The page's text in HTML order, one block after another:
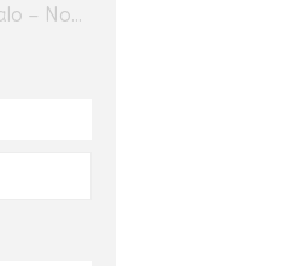
Escapade à Saint-Malo – Novembre 2025 – Jour 1